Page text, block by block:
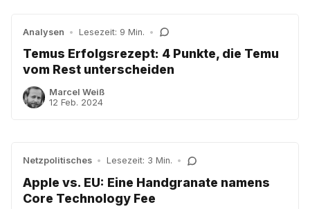
Analysen • Lesezeit: 9 Min. •
Temus Erfolgsrezept: 4 Punkte, die Temu
vom Rest unterscheiden
Marcel Weiß
12 Feb. 2024
Netzpolitisches • Lesezeit: 3 Min. •
Apple vs. EU: Eine Handgranate namens
Core Technology Fee